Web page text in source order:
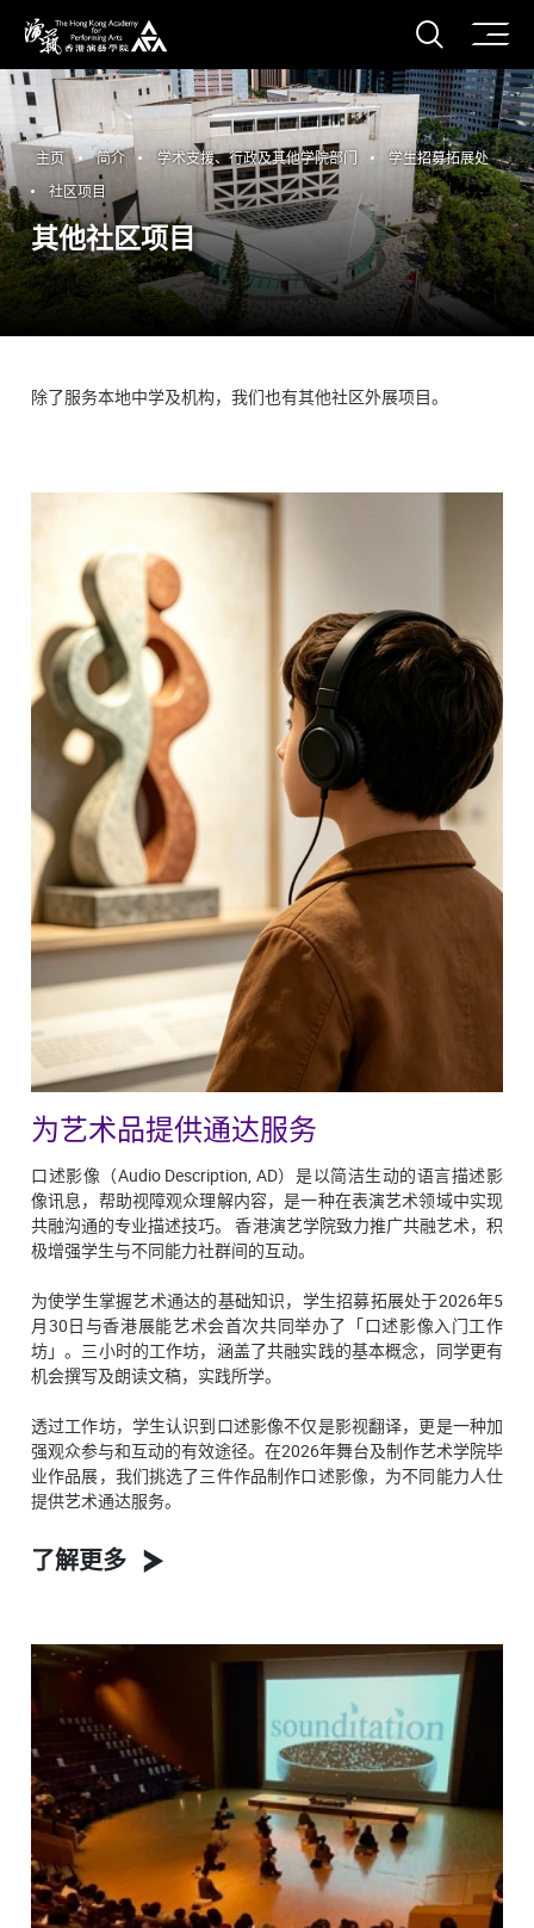
香港演艺学院
打开
主页 简介 学术支援、行政及其他学院部门
学生招募拓展处
社区项目
其他社区项目
除了服务本地中学及机构，我们也有其他社区外展项目。
为艺术品提供通达服务
口述影像（Audio Description, AD）是以简洁生动的语言描述影
像讯息，帮助视障观众理解内容，是一种在表演艺术领域中实现
共融沟通的专业描述技巧。 香港演艺学院致力推广共融艺术，积
极增强学生与不同能力社群间的互动。
为使学生掌握艺术通达的基础知识，学生招募拓展处于2026年5
月30日与香港展能艺术会首次共同举办了「口述影像入门工作
坊」。三小时的工作坊，涵盖了共融实践的基本概念，同学更有
机会撰写及朗读文稿，实践所学。
透过工作坊，学生认识到口述影像不仅是影视翻译，更是一种加
强观众参与和互动的有效途径。在2026年舞台及制作艺术学院毕
业作品展，我们挑选了三件作品制作口述影像，为不同能力人仕
提供艺术通达服务。
了解更多